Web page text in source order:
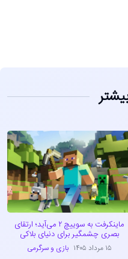
ماینکرفت به سوییچ ۲ می‌آید؛ ارتقای
بصری چشمگیر برای دنیای بلاکی
۱۵ مرداد ۱۴۰۵ بازی و سرگرمی